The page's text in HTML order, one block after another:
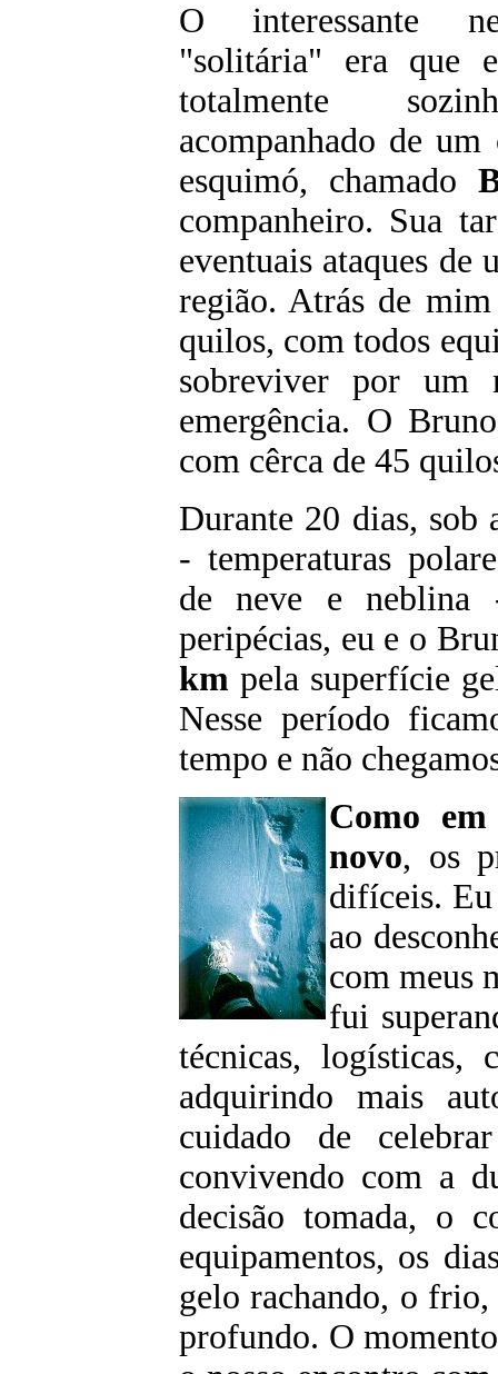
O interessante
"solitária" era que
totalmente
acompanhado de
esquimó, chamado
companheiro. Sua
eventuais ataques de
região. Atrás de
quilos, com todos
sobreviver por um
emergência. O
com cêrca de 45
Durante 20 dias, sob
- temperaturas
de neve e neblina
peripécias, eu e o
km pela superfície
Nesse período
tempo e não
Como
novo, os
difíceis. Eu
ao
com meus
fui
técnicas, logísticas,
adquirindo mais
cuidado de
convivendo com a
decisão tomada, o
equipamentos, os
gelo rachando, o
profundo. O